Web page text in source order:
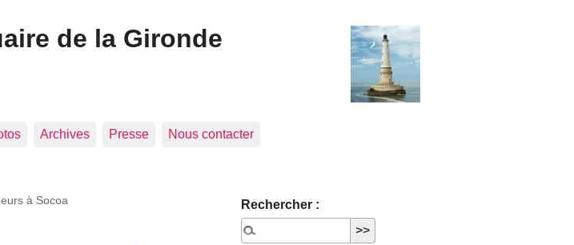
de la Gironde
Archives Presse Nous contacter
à Socoa Rechercher :